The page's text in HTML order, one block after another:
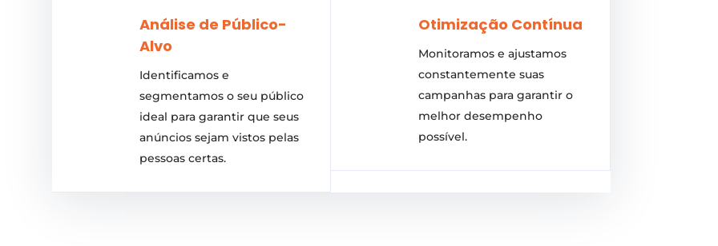
Análise de Público-
Alvo
Identificamos e
segmentamos o seu público
ideal para garantir que seus
anúncios sejam vistos pelas
pessoas certas.
Otimização Contínua
Monitoramos e ajustamos
constantemente suas
campanhas para garantir o
melhor desempenho
possível.